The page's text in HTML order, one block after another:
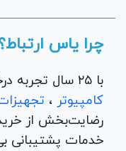
چرا یاس
با ۲۵ سال تجربه درخشان در بازار کامپیوتر تهران، یاس ارتباط به عنوان یک فروشگاه اینترنتی کالای دیجیتال،
کامپیوتر ،
رضایت‌بخش از خرید
خدمات پشتیبانی